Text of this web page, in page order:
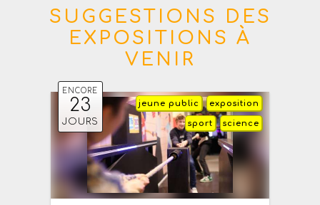
SUGGESTIONS DES
EXPOSITIONS À
VENIR
ENCORE
23
JOURS
exposition
jeune public
science
sport